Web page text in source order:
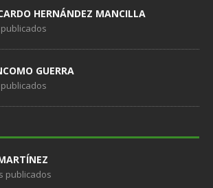
HERNÁNDEZ MANCILLA
GUERRA
publicados